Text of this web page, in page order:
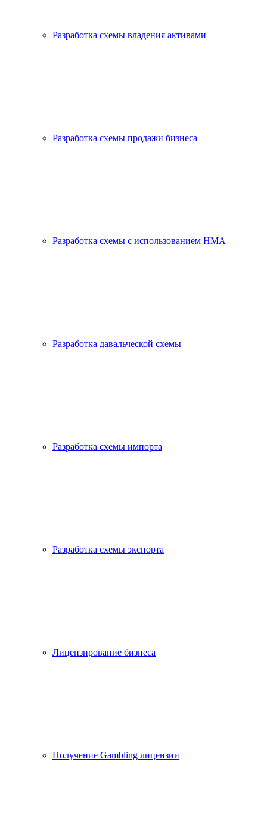
Разработка схемы владения активами
Разработка схемы продажи бизнеса
Разработка схемы с использованием HMA
Разработка давальческой схемы
Разработка схемы импорта
Разработка схемы экспорта
Лицензирование бизнеса
Получение Gambling лицензии